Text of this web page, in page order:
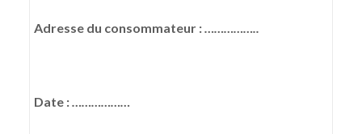
Adresse du consommateur :……………..
Date :………………